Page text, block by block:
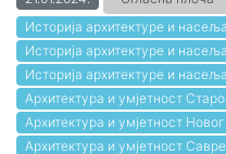
Историја архитектуре и
Историја архитектуре и
Историја архитектуре и
Архитектура и умјетност
Архитектура и умјетност
Архитектура и умјетност